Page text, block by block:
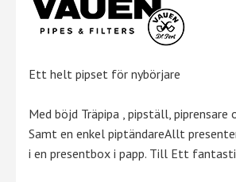
Ett helt pipset för nybörjare
Med böjd Träpipa , pipställ, piprensare
Samt en enkel piptändareAllt
i en presentbox i papp. Till Ett